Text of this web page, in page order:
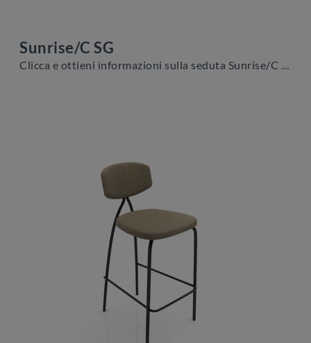
Sunrise/C SG
Clicca e ottieni informazioni sulla seduta Sunrise/C SG di Zamagna in pelle: le più belle Sedie sgabelli moderne ti aspettano.